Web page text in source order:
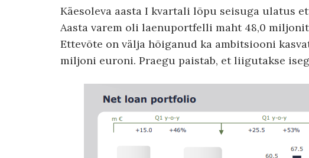
Käesoleva aasta I kvartali lõpu seisuga ulatus
Aasta varem oli laenuportfelli maht 48,0
Ettevõte on välja hõiganud ka ambitsiooni
miljoni euroni. Praegu paistab, et liigutakse